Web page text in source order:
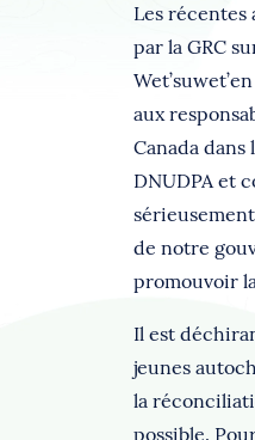
Les récentes
par la GRC
aux
Canada dans
DNUDPA et
de notre
promouvoir
Il est
jeunes
la
possible.